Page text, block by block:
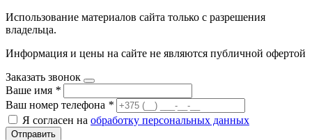
Использование материалов сайта только с разрешения
владельца.
Информация и цены на сайте не являются публичной офертой
Заказать звонок
Ваше имя *
Ваш номер телефона *
Я согласен на обработку персональных данных
Отправить